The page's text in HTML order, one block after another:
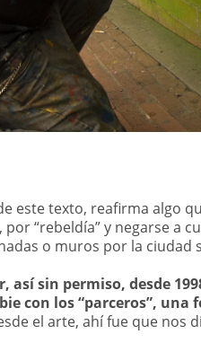
este texto, reafirma algo
“rebeldía” y negarse a
o muros por la
así sin permiso, desde
con los “parceros”, una
el arte, ahí fue que nos